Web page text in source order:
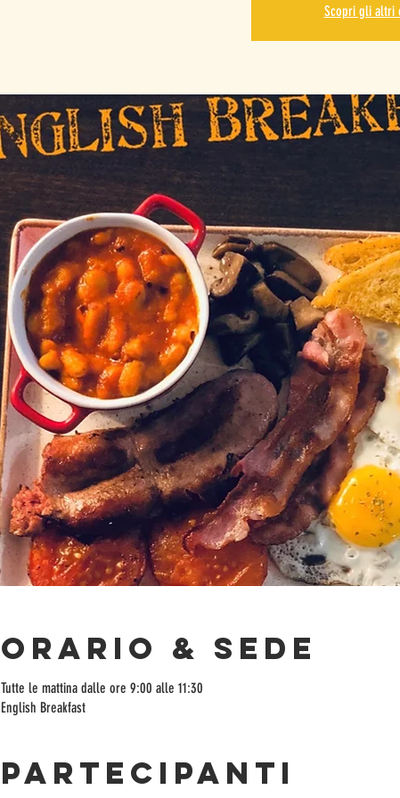
Scopri gli altri
Orario & Sede
Tutte le mattina dalle ore 9:00 alle 11:30
English Breakfast
Partecipanti